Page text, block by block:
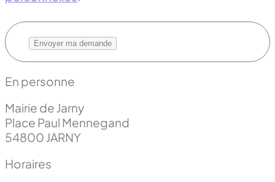
En personne
Mairie de Jarny
Place Paul Mennegand
54800 JARNY
Horaires